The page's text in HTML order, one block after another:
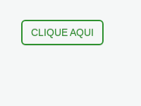
CLIQUE AQUI